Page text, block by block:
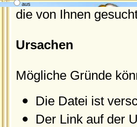
aus
die von Ihnen
Ursachen
Mögliche Gründe
Die Datei ist
Der Link auf der